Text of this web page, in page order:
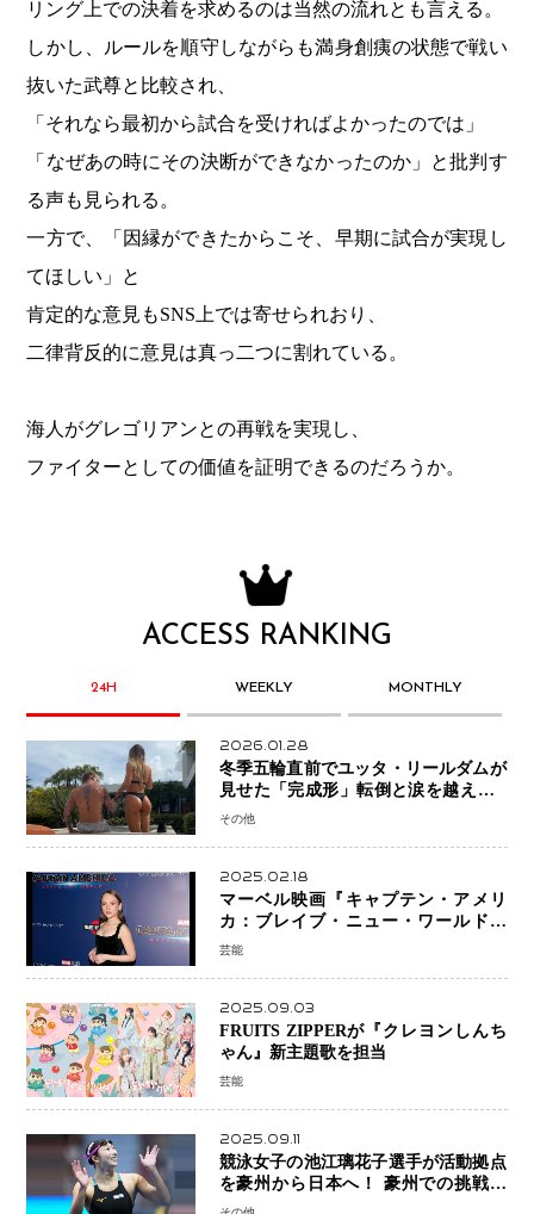
リング上での決着を求めるのは当然の流れとも言える。
しかし、ルールを順守しながらも満身創痍の状態で戦い
抜いた武尊と比較され、
「それなら最初から試合を受ければよかったのでは」
「なぜあの時にその決断ができなかったのか」と批判す
る声も見られる。
一方で、「因縁ができたからこそ、早期に試合が実現し
てほしい」と
肯定的な意見もSNS上では寄せられおり、
二律背反的に意見は真っ二つに割れている。
海人がグレゴリアンとの再戦を実現し、
ファイターとしての価値を証明できるのだろうか。
ACCESS RANKING
24H WEEKLY MONTHLY
2026.01.28
冬季五輪直前でユッタ・リールダムが
見せた「完成形」転倒と涙を越えて─
ミラノで金を狙うオランダ女王の現在
その他
2025.02.18
マーベル映画『キャプテン・アメリ
カ：ブレイブ・ニュー・ワールド』
新ブラック・ウィドウ役のシラ・ハー
芸能
2025.09.03
FRUITS ZIPPERが『クレヨンしんち
ゃん』新主題歌を担当
芸能
2025.09.11
競泳女子の池江璃花子選手が活動拠点
を豪州から日本へ！ 豪州での挑戦を
糧に、28年ロサンゼルス五輪へ再始動